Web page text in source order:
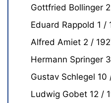
Gottfried Bollinger
Eduard Rappold 1 /
Alfred Amiet 2 /
Hermann Springer
Gustav Schlegel 10
Ludwig Gobet 12 /